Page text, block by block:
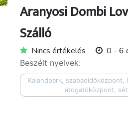
Aranyosi Dombi
Szálló
Nincs értékelés 0 - 6
Beszélt nyelvek:
Kalandpark, szabadidőközpont,
látogatóközpont,